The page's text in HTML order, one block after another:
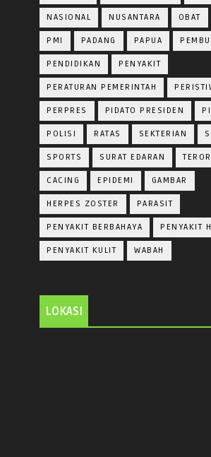
NASIONAL NUSANTARA OBAT
PMI PADANG PAPUA
PENDIDIKAN PENYAKIT
PERATURAN PEMERINTAH
PERPRES PIDATO PRESIDEN
POLISI RATAS SEKTERIAN
SPORTS SURAT EDARAN
CACING EPIDEMI GAMBAR
HERPES ZOSTER PARASIT
PENYAKIT BERBAHAYA PENYAKIT
PENYAKIT KULIT WABAH
LOKASI